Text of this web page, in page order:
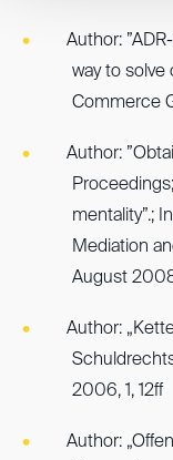
Author:
way to solve
Commerce
Author:
mentality”.;
Mediation
August
Author:
2006, 1, 12ff
Author: